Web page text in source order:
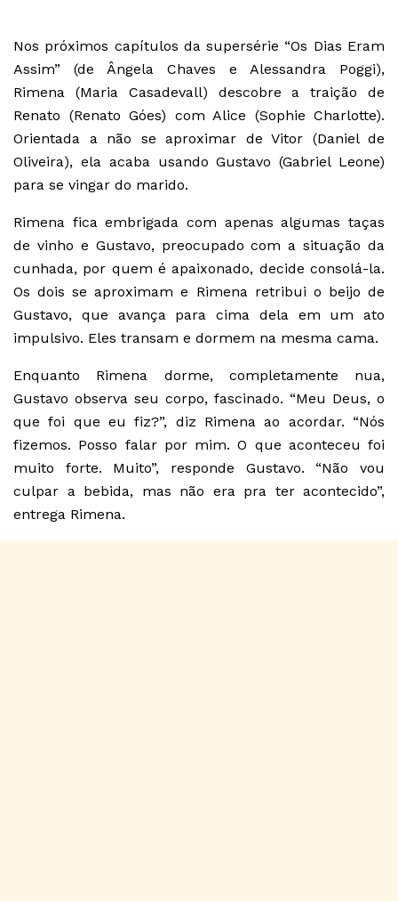
Nos próximos capítulos da supersérie “Os Dias Eram
Assim” (de Ângela Chaves e Alessandra Poggi),
Rimena (Maria Casadevall) descobre a traição de
Renato (Renato Góes) com Alice (Sophie Charlotte).
Orientada a não se aproximar de Vitor (Daniel de
Oliveira), ela acaba usando Gustavo (Gabriel Leone)
para se vingar do marido.
Rimena fica embrigada com apenas algumas taças
de vinho e Gustavo, preocupado com a situação da
cunhada, por quem é apaixonado, decide consolá-la.
Os dois se aproximam e Rimena retribui o beijo de
Gustavo, que avança para cima dela em um ato
impulsivo. Eles transam e dormem na mesma cama.
Enquanto Rimena dorme, completamente nua,
Gustavo observa seu corpo, fascinado. “Meu Deus, o
que foi que eu fiz?”, diz Rimena ao acordar. “Nós
fizemos. Posso falar por mim. O que aconteceu foi
muito forte. Muito”, responde Gustavo. “Não vou
culpar a bebida, mas não era pra ter acontecido”,
entrega Rimena.